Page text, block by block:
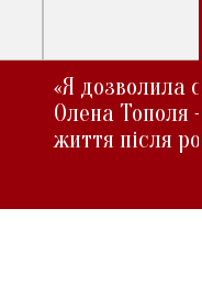
«Я дозволила
Олена Тополя
життя після